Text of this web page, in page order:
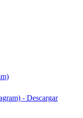
- Descargar